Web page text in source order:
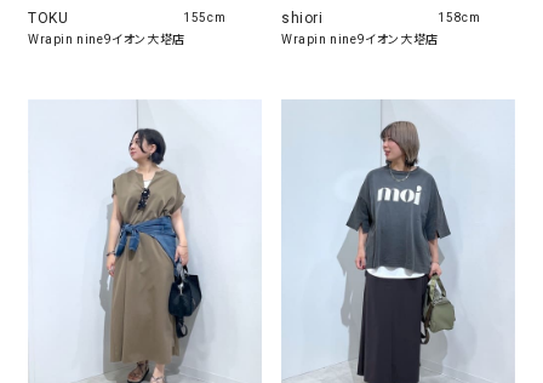
TOKU
Wrapin nine9イオン大塔店
155cm
shiori
Wrapin nine9イオン大塔店
158cm